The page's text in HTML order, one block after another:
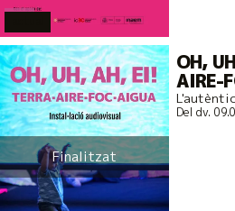
Finalitzat
OH,
AIRE-
Del dv.